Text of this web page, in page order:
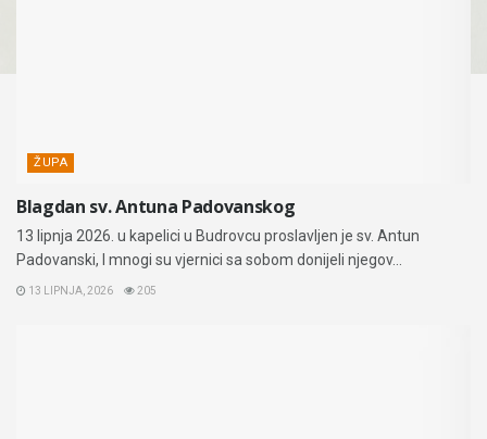
ŽUPA
Blagdan sv. Antuna Padovanskog
13 lipnja 2026. u kapelici u Budrovcu proslavljen je sv. Antun
Padovanski, I mnogi su vjernici sa sobom donijeli njegov...
13 LIPNJA, 2026 205